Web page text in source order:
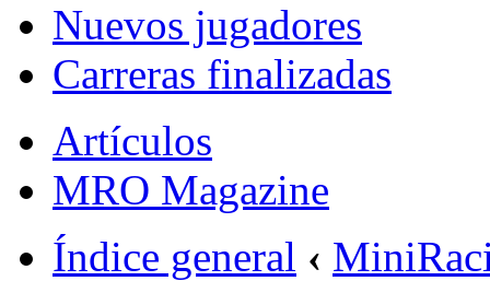
Nuevos jugadores
Carreras finalizadas
Artículos
MRO Magazine
Índice general ‹